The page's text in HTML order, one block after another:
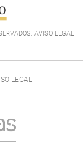
AVISO LEGAL
LEGAL